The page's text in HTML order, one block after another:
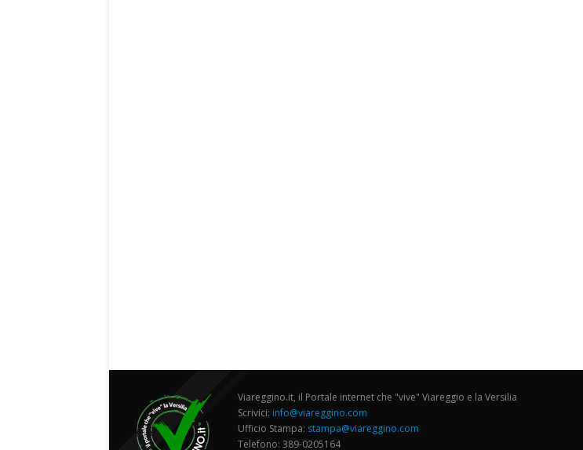
Viareggino.it, il Portale internet che "vive" Viareggio e la Versilia
Scrivici: info@viareggino.com
Ufficio Stampa: stampa@viareggino.com
Telefono: 389-0205164